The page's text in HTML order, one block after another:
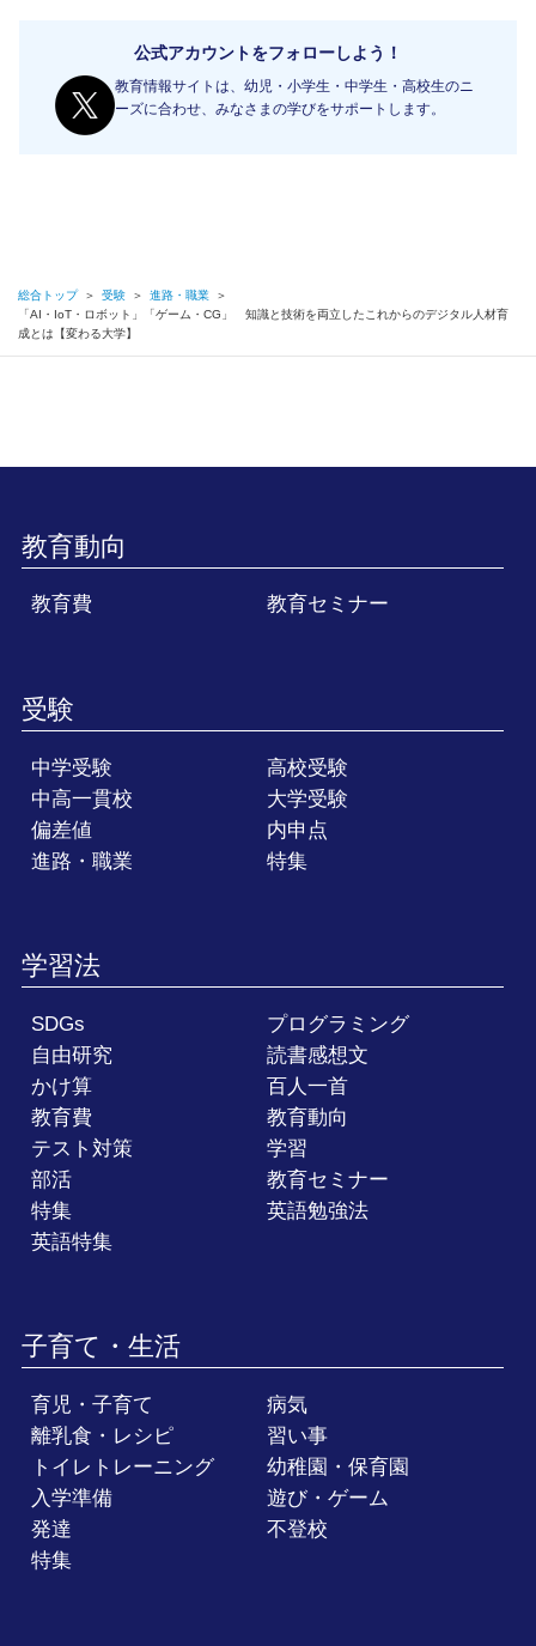
公式アカウントをフォローしよう！
教育情報サイトは、幼児・小学生・中学生・高校生のニ
ーズに合わせ、みなさまの学びをサポートします。
総合トップ ＞ 受験 ＞ 進路・職業
＞
「AI・IoT・ロボット」「ゲーム・CG」 知識と技術を両立したこれからのデジタル人材育
成とは【変わる大学】
教育動向
教育費 教育セミナー
受験
中学受験
高校受験
中高一貫校
大学受験
偏差値
内申点
進路・職業
特集
学習法
SDGs
プログラミング
自由研究
読書感想文
かけ算
百人一首
教育費
教育動向
テスト対策
学習
部活
教育セミナー
特集
英語勉強法
英語特集
子育て・生活
育児・子育て
病気
離乳食・レシピ
習い事
トイレトレーニング
幼稚園・保育園
入学準備
遊び・ゲーム
発達
不登校
特集